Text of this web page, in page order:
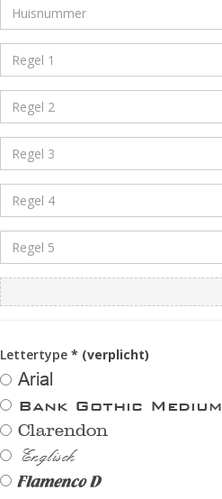
Lettertype * (verplicht)
Arial
Bank Gothic Medium
Clarendon
Englisch
Flamenco D